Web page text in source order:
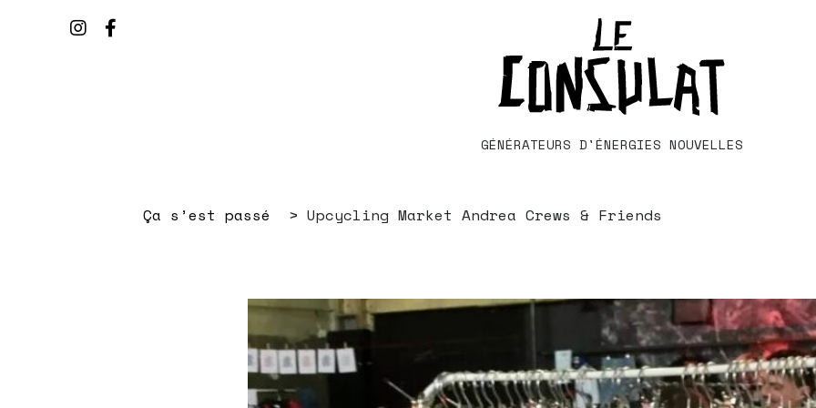
GÉNÉRATEURS D'ÉNERGIES NOUVELLES
Ça s’est passé Upcycling Market Andrea Crews & Friends